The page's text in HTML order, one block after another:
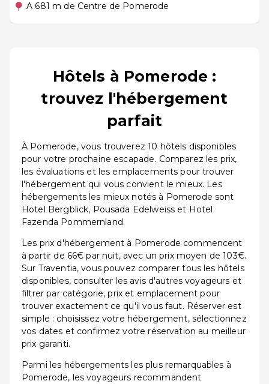
A 681 m de Centre de Pomerode
Hôtels à Pomerode :
trouvez l'hébergement
parfait
À Pomerode, vous trouverez 10 hôtels disponibles
pour votre prochaine escapade. Comparez les prix,
les évaluations et les emplacements pour trouver
l'hébergement qui vous convient le mieux. Les
hébergements les mieux notés à Pomerode sont
Hotel Bergblick, Pousada Edelweiss et Hotel
Fazenda Pommernland.
Les prix d'hébergement à Pomerode commencent
à partir de 66€ par nuit, avec un prix moyen de 103€.
Sur Traventia, vous pouvez comparer tous les hôtels
disponibles, consulter les avis d'autres voyageurs et
filtrer par catégorie, prix et emplacement pour
trouver exactement ce qu'il vous faut. Réserver est
simple : choisissez votre hébergement, sélectionnez
vos dates et confirmez votre réservation au meilleur
prix garanti.
Parmi les hébergements les plus remarquables à
Pomerode, les voyageurs recommandent